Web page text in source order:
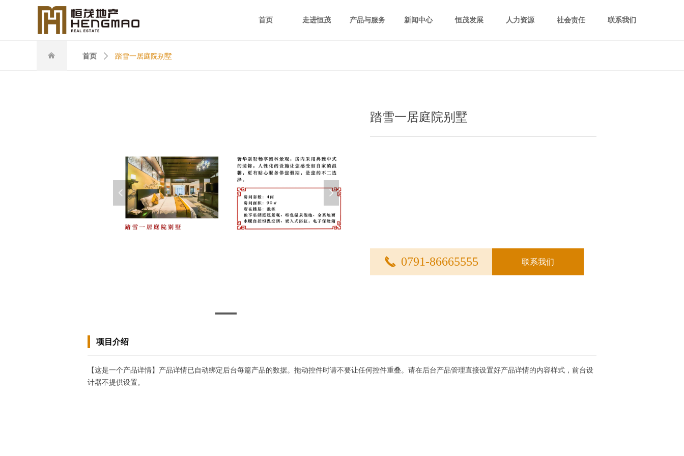
首页 走进恒茂 产品与服务 新闻中心 恒茂发展 人力资源 社会责任 联系我们
넳 넲
【这是一个产品详情】产品详情已自动绑定后台每篇产品的数据。拖动控件时请不要让任何控件重叠。请在后台产品管理直接设置好产品详情的内容样式，前台设
计器不提供设置。
낀 首页 ꄲ 踏雪一居庭院别墅
踏雪一居庭院别墅
끅 0791-86665555 联系我们
项目介绍